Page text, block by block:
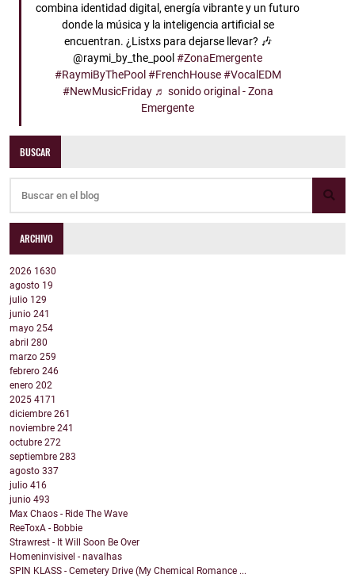
combina identidad digital, energía vibrante y un futuro
donde la música y la inteligencia artificial se
encuentran. ¿Listxs para dejarse llevar? 🎶
@raymi_by_the_pool#ZonaEmergente
#RaymiByThePool #FrenchHouse #VocalEDM
#NewMusicFriday ♬ sonido original - Zona
Emergente
BUSCAR
ARCHIVO
2026 1630
agosto 19
julio 129
junio 241
mayo 254
abril 280
marzo 259
febrero 246
enero 202
2025 4171
diciembre 261
noviembre 241
octubre 272
septiembre 283
agosto 337
julio 416
junio 493
Max Chaos - Ride The Wave
ReeToxA - Bobbie
Strawrest - It Will Soon Be Over
Homeninvisivel - navalhas
SPIN KLASS - Cemetery Drive (My Chemical Romance ...